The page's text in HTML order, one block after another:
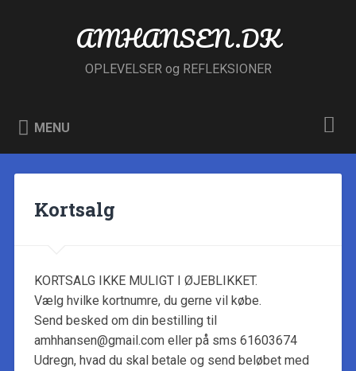
AMHANSEN.DK
OPLEVELSER og REFLEKSIONER
MENU
Kortsalg
KORTSALG IKKE MULIGT I ØJEBLIKKET.
Vælg hvilke kortnumre, du gerne vil købe.
Send besked om din bestilling til
amhhansen@gmail.com eller på sms 61603674
Udregn, hvad du skal betale og send beløbet med